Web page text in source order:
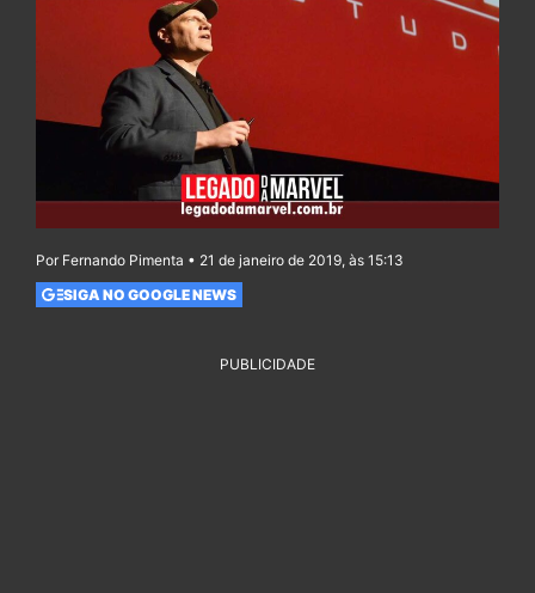
Por Fernando Pimenta • 21 de janeiro de 2019, às 15:13
SIGA NO GOOGLE NEWS
PUBLICIDADE